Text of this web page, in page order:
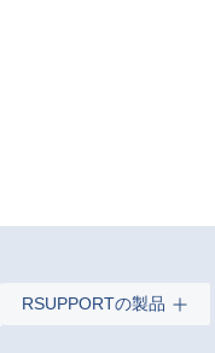
RSUPPORTの製品